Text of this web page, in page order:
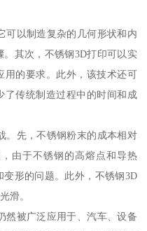
可以制造复杂的几何形状和内
其次，不锈钢3D打印可以实
用的要求。此外，该技术还可
了传统制造过程中的时间和成
。先，不锈钢粉末的成本相对
由于不锈钢的高熔点和导热
形的问题。此外，不锈钢3D
滑。
然被广泛应用于、汽车、设备